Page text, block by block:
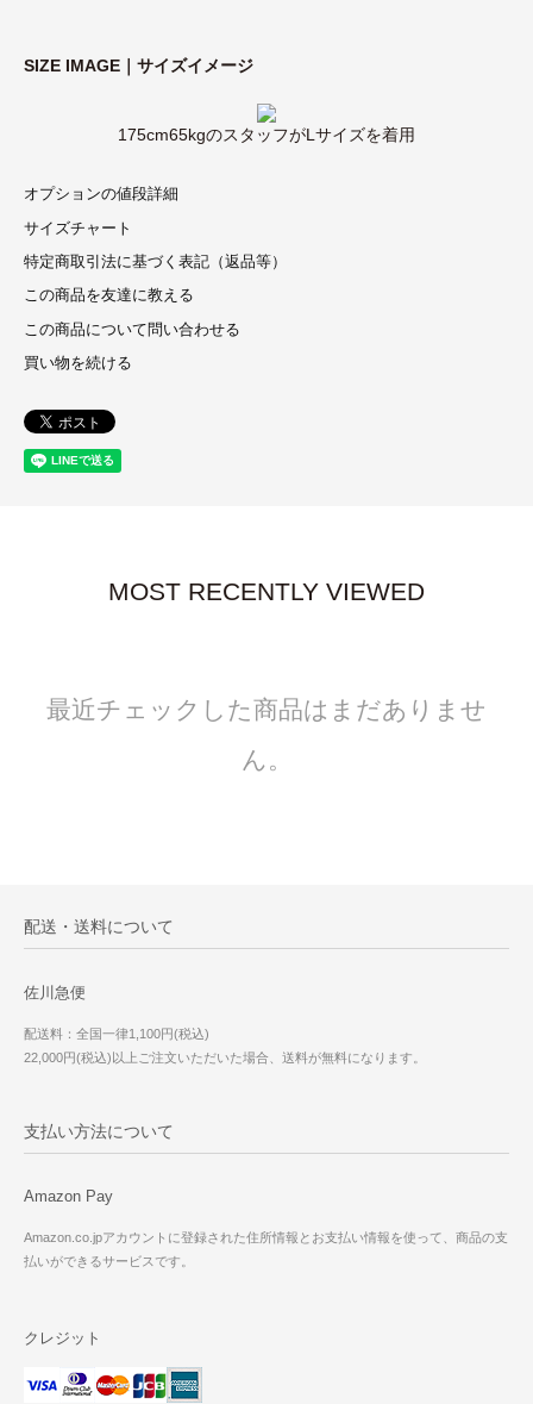
SIZE IMAGE｜サイズイメージ
175cm65kgのスタッフがLサイズを着用
オプションの値段詳細
サイズチャート
特定商取引法に基づく表記（返品等）
この商品を友達に教える
この商品について問い合わせる
買い物を続ける
MOST RECENTLY VIEWED
最近チェックした商品はまだありませ
ん。
配送・送料について
佐川急便
配送料：全国一律1,100円(税込)
22,000円(税込)以上ご注文いただいた場合、送料が無料になります。
支払い方法について
Amazon Pay
Amazon.co.jpアカウントに登録された住所情報とお支払い情報を使って、商品の支
払いができるサービスです。
クレジット